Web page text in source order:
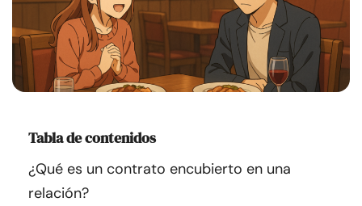
Recursos
Comunidad
Idioma
Tabla de contenidos
¿Qué es un contrato encubierto en una
relación?